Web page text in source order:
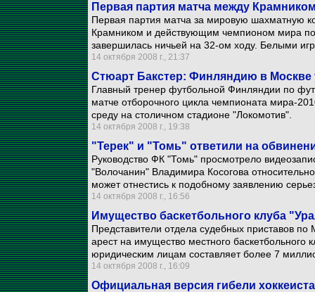
Первая партия матча между
Первая партия матча за мировую шахматную
Крамником и действующим чемпионом мира
завершилась ничьей на 32-ом ходу. Белыми
14 октября 2008 г., 21:37
Стюарт Бакстер: Финляндию в Москве
Главный тренер футбольной Финляндии по
матче отборочного цикла чемпионата мира-
среду на столичном стадионе "Локомотив".
14 октября 2008 г., 19:38
"Терек" и "Томь" ответили на
Руководство ФК "Томь" просмотрело
"Волочанин" Владимира Косогова
может отнестись к подобному заявлению
14 октября 2008 г., 16:56
Имущество баскетбольного клуба
Представители отдела судебных приставов
арест на имущество местного баскетбольного
юридическим лицам составляет более 7
14 октября 2008 г., 16:09
Официальная версия гибели